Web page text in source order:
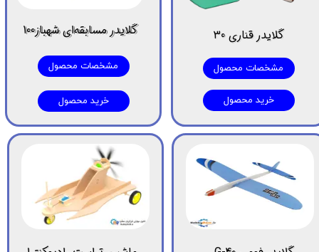
مشخصات محصول
گلایدر قناری 30
خرید محصول
مشخصات محصول
گلایدر مسابقه‌ای شهباز100
خرید محصول